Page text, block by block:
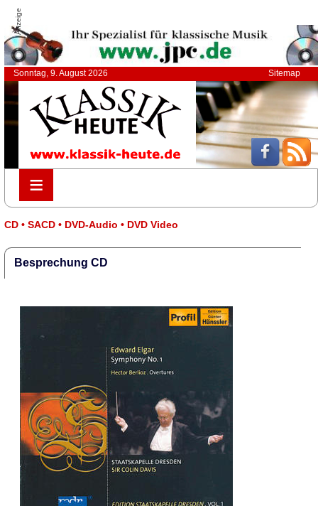
Anzeige
Sonntag, 9. August 2026 Sitemap
≡
≡
CD • SACD • DVD-Audio • DVD Video
Besprechung CD